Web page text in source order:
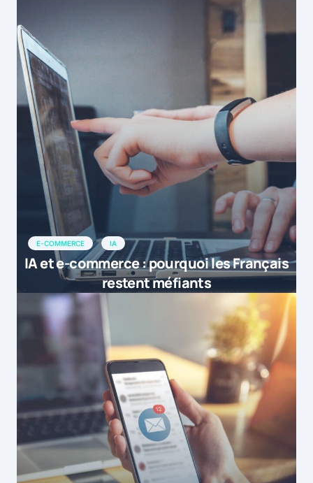
E-COMMERCE IA
IA et e-commerce : pourquoi les Français
restent méfiants